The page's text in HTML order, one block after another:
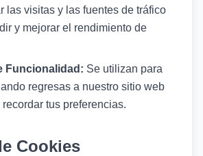
las visitas y las fuentes de tráfico
y mejorar el rendimiento de
Funcionalidad: Se utilizan para
regresas a nuestro sitio web
tus preferencias.
Cookies